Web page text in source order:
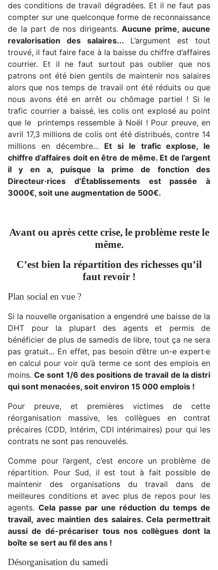
des conditions de travail dégradées. Et il ne faut pas
compter sur une quelconque forme de reconnaissance
de la part de nos dirigeants. Aucune prime, aucune
revalorisation des salaires... L’argument est tout
trouvé, il faut faire face à la baisse du chiffre d’affaires
courrier. Et il ne faut surtout pas oublier que nos
patrons ont été bien gentils de maintenir nos salaires
alors que nos temps de travail ont été réduits ou que
nous avons été en arrêt ou chômage partiel ! Si le
trafic courrier a baissé, les colis ont explosé au point
que le printemps ressemble à Noël ! Pour preuve, en
avril 17,3 millions de colis ont été distribués, contre 14
millions en décembre... Et si le trafic explose, le
chiffre d’affaires doit en être de même. Et de l’argent
il y en a, puisque la prime de fonction des
Directeur·rices d’Établissements est passée à
3000€, soit une augmentation de 500€.
Avant ou après cette crise, le problème reste le
même.
C’est bien la répartition des richesses qu’il
faut revoir !
Plan social en vue ?
Si la nouvelle organisation a engendré une baisse de la
DHT pour la plupart des agents et permis de
bénéficier de plus de samedis de libre, tout ça ne sera
pas gratuit... En effet, pas besoin d’être un-e expert·e
en calcul pour voir qu’à terme ce sont des emplois en
moins.Ce sont 1/6 des positions de travail de la distri
qui sont menacées, soit environ 15 000 emplois !
Pour preuve, et premières victimes de cette
réorganisation massive, les collègues en contrat
précaires (CDD, Intérim, CDI intérimaires) pour qui les
contrats ne sont pas renouvelés.
Comme pour l’argent, c’est encore un problème de
répartition. Pour Sud, il est tout à fait possible de
maintenir des organisations du travail dans de
meilleures conditions et avec plus de repos pour les
agents. Cela passe par une réduction du temps de
travail, avec maintien des salaires. Cela permettrait
aussi de dé-précariser tous nos collègues dont la
boîte se sert au fil des ans !
Désorganisation du samedi